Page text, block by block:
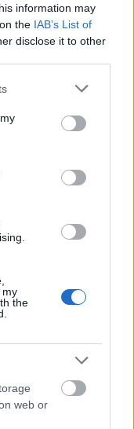
information may
the IAB’s List of
disclose it to other
or more Google
You may click to
third-party tags to
in below Google
my
the
web or
és azt